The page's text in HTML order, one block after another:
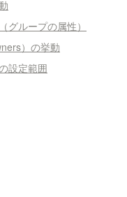
グループの属性）
）の挙動
設定範囲